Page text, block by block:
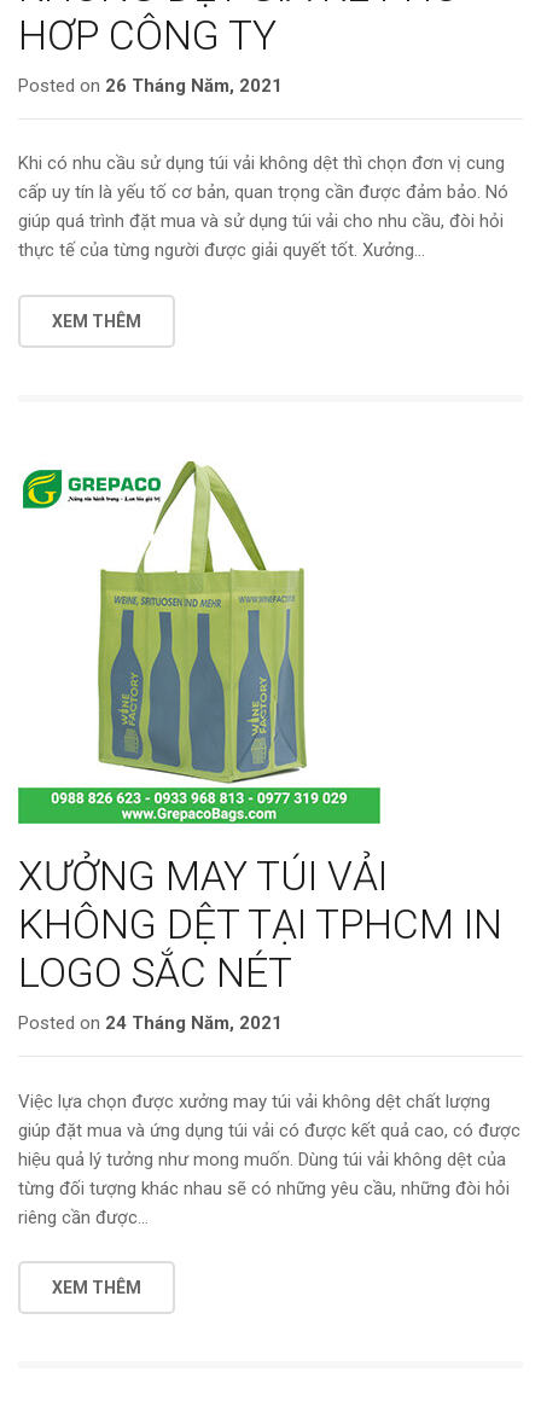
HƠP CÔNG TY
Posted on 26 Tháng Năm, 2021
Khi có nhu cầu sử dụng túi vải không dệt thì chọn đơn vị cung
cấp uy tín là yếu tố cơ bản, quan trọng cần được đảm bảo. Nó
giúp quá trình đặt mua và sử dụng túi vải cho nhu cầu, đòi hỏi
thực tế của từng người được giải quyết tốt. Xưởng…
XEM THÊM
XƯỞNG MAY TÚI VẢI
KHÔNG DỆT TẠI TPHCM IN
LOGO SẮC NÉT
Posted on 24 Tháng Năm, 2021
Việc lựa chọn được xưởng may túi vải không dệt chất lượng
giúp đặt mua và ứng dụng túi vải có được kết quả cao, có được
hiệu quả lý tưởng như mong muốn. Dùng túi vải không dệt của
từng đối tượng khác nhau sẽ có những yêu cầu, những đòi hỏi
riêng cần được…
XEM THÊM